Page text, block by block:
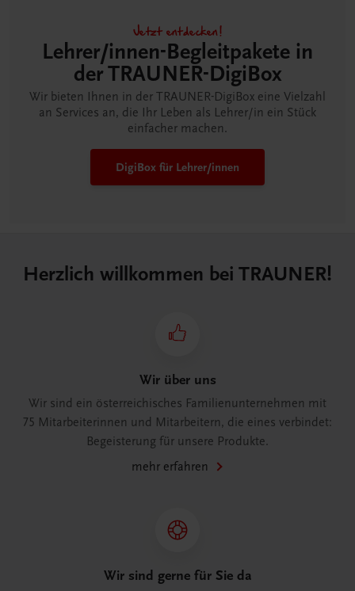
Jetzt entdecken!
Lehrer/innen-Begleitpakete in
der TRAUNER-DigiBox
Wir bieten Ihnen in der TRAUNER-DigiBox eine Vielzahl
an Services an, die Ihr Leben als Lehrer/in ein Stück
einfacher machen.
DigiBox für Lehrer/innen
Herzlich willkommen bei TRAUNER!
Wir über uns
Wir sind ein österreichisches Familienunternehmen mit
75 Mitarbeiterinnen und Mitarbeitern, die eines verbindet:
Begeisterung für unsere Produkte.
mehr erfahren
Wir sind gerne für Sie da